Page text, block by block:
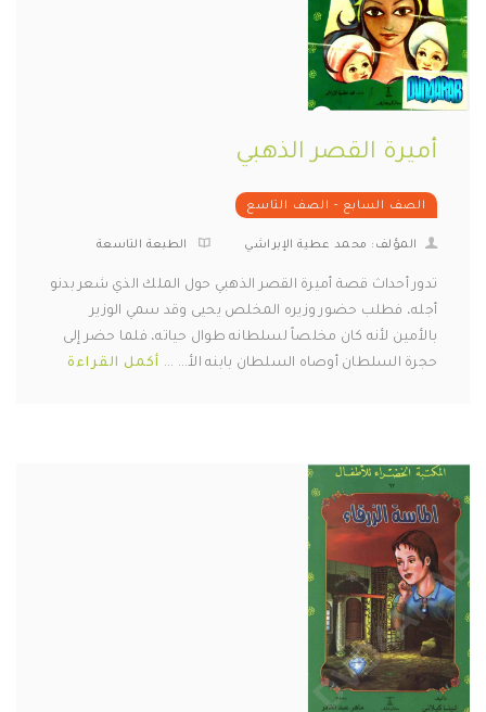
أميرة القصر الذهبي
الصف السابع - الصف التاسع
المؤلف: محمد عطية الإبراشي الطبعة التاسعة
تدور أحداث قصة أميرة القصر الذهبي حول الملك الذي شعر بدنو
أجله، فطلب حضور وزيره المخلص يحيى وقد سمي الوزير
بالأمين لأنه كان مخلصاً لسلطانه طوال حياته، فلما حضر إلى
حجرة السلطان أوصاه السلطان بابنه الأ... ... أكمل القراءة